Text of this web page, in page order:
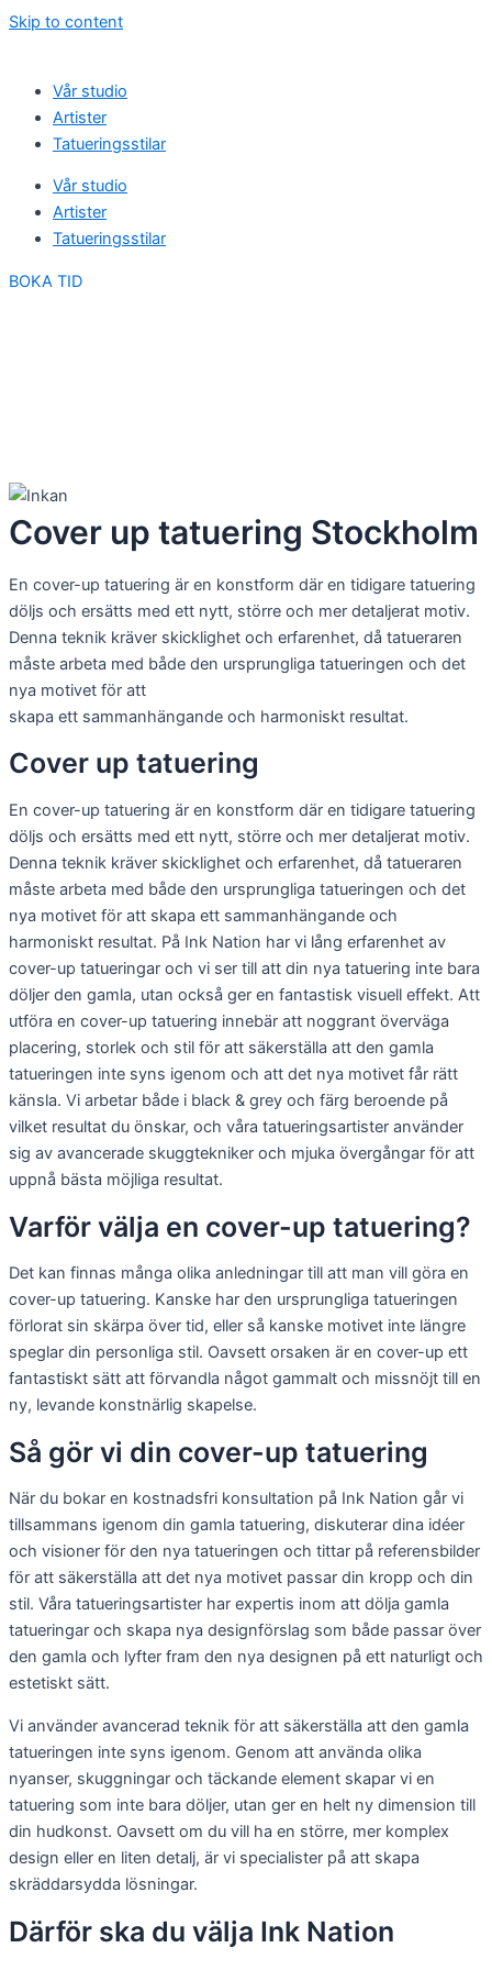
Skip to content
Vår studio
Artister
Tatueringsstilar
Vår studio
Artister
Tatueringsstilar
BOKA TID
Cover up tatuering Stockholm
En cover-up tatuering är en konstform där en tidigare tatuering
döljs och ersätts med ett nytt, större och mer detaljerat motiv.
Denna teknik kräver skicklighet och erfarenhet, då tatueraren
måste arbeta med både den ursprungliga tatueringen och det
nya motivet för att
skapa ett sammanhängande och harmoniskt resultat.
Cover up tatuering
En cover-up tatuering är en konstform där en tidigare tatuering
döljs och ersätts med ett nytt, större och mer detaljerat motiv.
Denna teknik kräver skicklighet och erfarenhet, då tatueraren
måste arbeta med både den ursprungliga tatueringen och det
nya motivet för att skapa ett sammanhängande och
harmoniskt resultat. På Ink Nation har vi lång erfarenhet av
cover-up tatueringar och vi ser till att din nya tatuering inte bara
döljer den gamla, utan också ger en fantastisk visuell effekt. Att
utföra en cover-up tatuering innebär att noggrant överväga
placering, storlek och stil för att säkerställa att den gamla
tatueringen inte syns igenom och att det nya motivet får rätt
känsla. Vi arbetar både i black & grey och färg beroende på
vilket resultat du önskar, och våra tatueringsartister använder
sig av avancerade skuggtekniker och mjuka övergångar för att
uppnå bästa möjliga resultat.
Varför välja en cover-up tatuering?
Det kan finnas många olika anledningar till att man vill göra en
cover-up tatuering. Kanske har den ursprungliga tatueringen
förlorat sin skärpa över tid, eller så kanske motivet inte längre
speglar din personliga stil. Oavsett orsaken är en cover-up ett
fantastiskt sätt att förvandla något gammalt och missnöjt till en
ny, levande konstnärlig skapelse.
Så gör vi din cover-up tatuering
När du bokar en kostnadsfri konsultation på Ink Nation går vi
tillsammans igenom din gamla tatuering, diskuterar dina idéer
och visioner för den nya tatueringen och tittar på referensbilder
för att säkerställa att det nya motivet passar din kropp och din
stil. Våra tatueringsartister har expertis inom att dölja gamla
tatueringar och skapa nya designförslag som både passar över
den gamla och lyfter fram den nya designen på ett naturligt och
estetiskt sätt.
Vi använder avancerad teknik för att säkerställa att den gamla
tatueringen inte syns igenom. Genom att använda olika
nyanser, skuggningar och täckande element skapar vi en
tatuering som inte bara döljer, utan ger en helt ny dimension till
din hudkonst. Oavsett om du vill ha en större, mer komplex
design eller en liten detalj, är vi specialister på att skapa
skräddarsydda lösningar.
Därför ska du välja Ink Nation